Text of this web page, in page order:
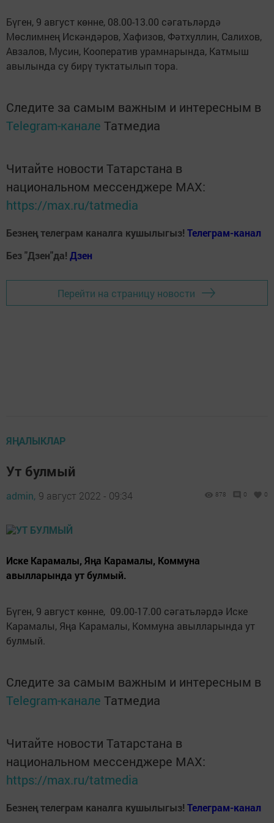
Бүген, 9 август көнне, 08.00-13.00 сәгатьләрдә
Мөслимнең Искәндәров, Хафизов, Фәтхуллин, Салихов,
Авзалов, Мусин, Кооператив урамнарында, Катмыш
авылында су бирү туктатылып тора.
Следите за самым важным и интересным в
Telegram-канале Татмедиа
Читайте новости Татарстана в
национальном мессенджере MАХ:
https://max.ru/tatmedia
Безнең телеграм каналга кушылыгыз! Телеграм-канал
Без "Дзен"да! Дзен
Перейти на страницу новости
ЯҢАЛЫКЛАР
Ут булмый
admin, 9 август 2022 - 09:34 878 0 0
Иске Карамалы, Яңа Карамалы, Коммуна
авылларында ут булмый.
Бүген, 9 август көнне, 09.00-17.00 сәгатьләрдә Иске
Карамалы, Яңа Карамалы, Коммуна авылларында ут
булмый.
Следите за самым важным и интересным в
Telegram-канале Татмедиа
Читайте новости Татарстана в
национальном мессенджере MАХ:
https://max.ru/tatmedia
Безнең телеграм каналга кушылыгыз! Телеграм-канал